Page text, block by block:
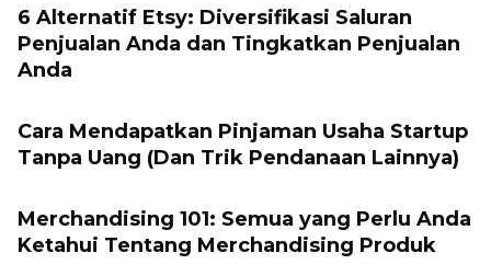
6 Alternatif Etsy: Diversifikasi Saluran
Penjualan Anda dan Tingkatkan Penjualan
Anda
Cara Mendapatkan Pinjaman Usaha Startup
Tanpa Uang (Dan Trik Pendanaan Lainnya)
Merchandising 101: Semua yang Perlu Anda
Ketahui Tentang Merchandising Produk